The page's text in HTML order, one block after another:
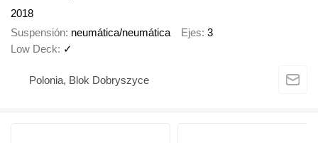
2018
Suspensión neumática/neumática Ejes 3
Low Deck
✓
Polonia, Blok Dobryszyce